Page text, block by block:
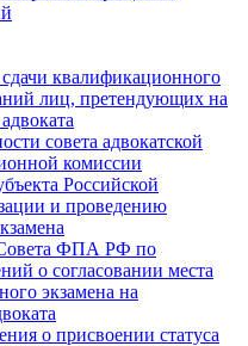
квалификационного
лиц, претендующих на
совета адвокатской
комиссии
Российской
и проведению
ФПА РФ по
о согласовании места
экзамена на
о присвоении статуса